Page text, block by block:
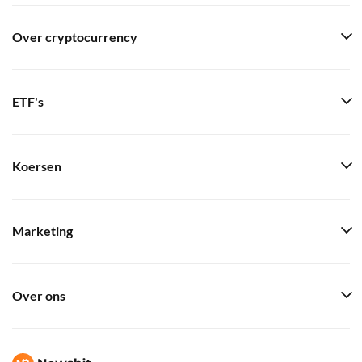
Over cryptocurrency
ETF's
Koersen
Marketing
Over ons